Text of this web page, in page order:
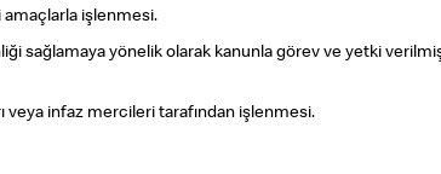
işlenmesi.
sağlamaya yönelik olarak kanunla görev ve yetki
veya infaz mercileri tarafından işlenmesi.